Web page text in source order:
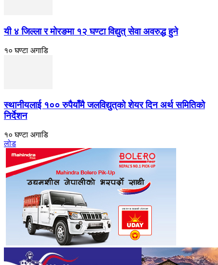
यी ४ जिल्ला र मोरङमा १२ घण्टा विद्युत् सेवा अवरुद्ध हुने
१० घण्टा अगाडि
स्थानीयलाई १०० रुपैयाँमै जलविद्युत्‌को शेयर दिन अर्थ समितिको
निर्देशन
१० घण्टा अगाडि
लोड